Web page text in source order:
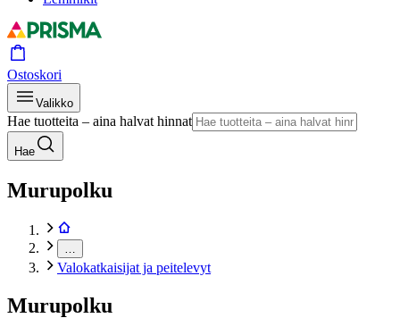
Ostoskori
Valikko
Hae tuotteita – aina halvat hinnat
Hae
Murupolku
Valokatkaisijat ja peitelevyt
Murupolku